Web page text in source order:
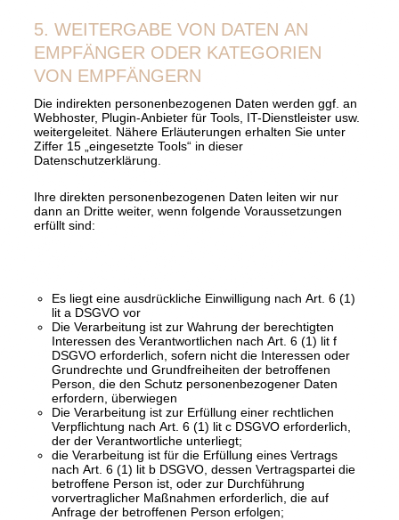
5. WEITERGABE VON DATEN AN
EMPFÄNGER ODER KATEGORIEN
VON EMPFÄNGERN
Die indirekten personenbezogenen Daten werden ggf. an
Webhoster, Plugin-Anbieter für Tools, IT-Dienstleister usw.
weitergeleitet. Nähere Erläuterungen erhalten Sie unter
Ziffer 15 „eingesetzte Tools“ in dieser
Datenschutzerklärung.
Ihre direkten personenbezogenen Daten leiten wir nur
dann an Dritte weiter, wenn folgende Voraussetzungen
erfüllt sind:
Es liegt eine ausdrückliche Einwilligung nach Art. 6 (1)
lit a DSGVO vor
Die Verarbeitung ist zur Wahrung der berechtigten
Interessen des Verantwortlichen nach Art. 6 (1) lit f
DSGVO erforderlich, sofern nicht die Interessen oder
Grundrechte und Grundfreiheiten der betroffenen
Person, die den Schutz personenbezogener Daten
erfordern, überwiegen
Die Verarbeitung ist zur Erfüllung einer rechtlichen
Verpflichtung nach Art. 6 (1) lit c DSGVO erforderlich,
der der Verantwortliche unterliegt;
die Verarbeitung ist für die Erfüllung eines Vertrags
nach Art. 6 (1) lit b DSGVO, dessen Vertragspartei die
betroffene Person ist, oder zur Durchführung
vorvertraglicher Maßnahmen erforderlich, die auf
Anfrage der betroffenen Person erfolgen;